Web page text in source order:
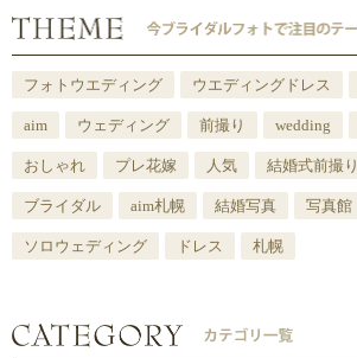
フォトウエディング ウエディングドレス
aim ウェディング 前撮り wedding
おしゃれ プレ花嫁 人気 結婚式前撮り
ブライダル aim札幌 結婚写真 写真館
ソロウェディング ドレス 札幌